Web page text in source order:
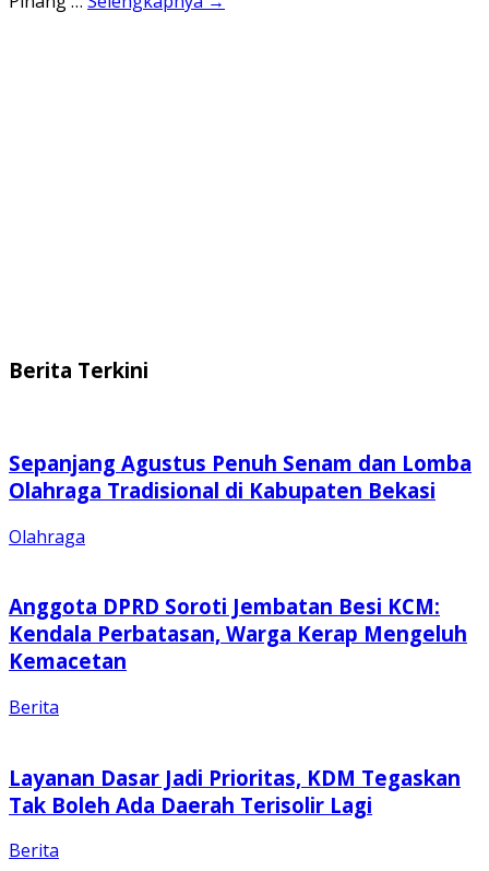
Berita Terkini
Sepanjang Agustus Penuh Senam dan Lomba
Olahraga Tradisional di Kabupaten Bekasi
Olahraga
Anggota DPRD Soroti Jembatan Besi KCM:
Kendala Perbatasan, Warga Kerap Mengeluh
Kemacetan
Berita
Layanan Dasar Jadi Prioritas, KDM Tegaskan
Tak Boleh Ada Daerah Terisolir Lagi
Berita